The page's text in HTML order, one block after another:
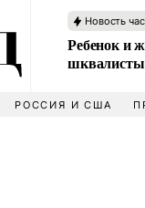
Новость
Ребенок и
РОССИЯ И США